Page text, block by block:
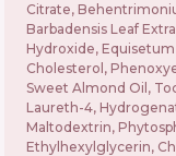
Citrate,
Barbadensis Leaf
Hydroxide,
Cholesterol,
Sweet Almond Oil,
Laureth-4,
Maltodextrin,
Ethylhexylglycerin,